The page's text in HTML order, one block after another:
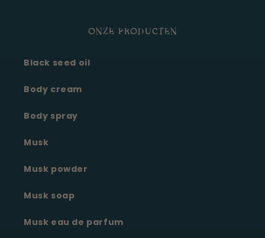
ONZE PRODUCTEN
Black seed oil
Body cream
Body spray
Musk
Musk powder
Musk soap
Musk eau de parfum